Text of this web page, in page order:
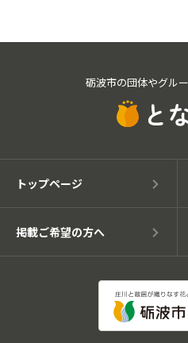
砺波市の団体やグル
トップページ
掲載ご希望の方へ